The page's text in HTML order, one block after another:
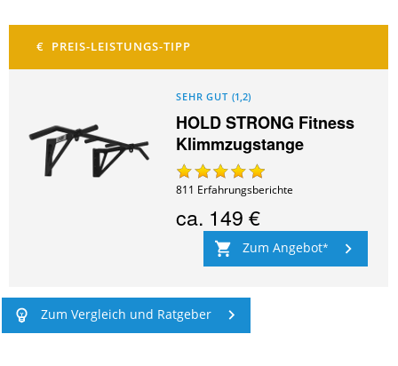
SEHR GUT (1,2)
HOLD STRONG Fitness
Klimmzugstange
811 Erfahrungsberichte
ca. 149 €
Zum Angebot
Zum Vergleich und Ratgeber